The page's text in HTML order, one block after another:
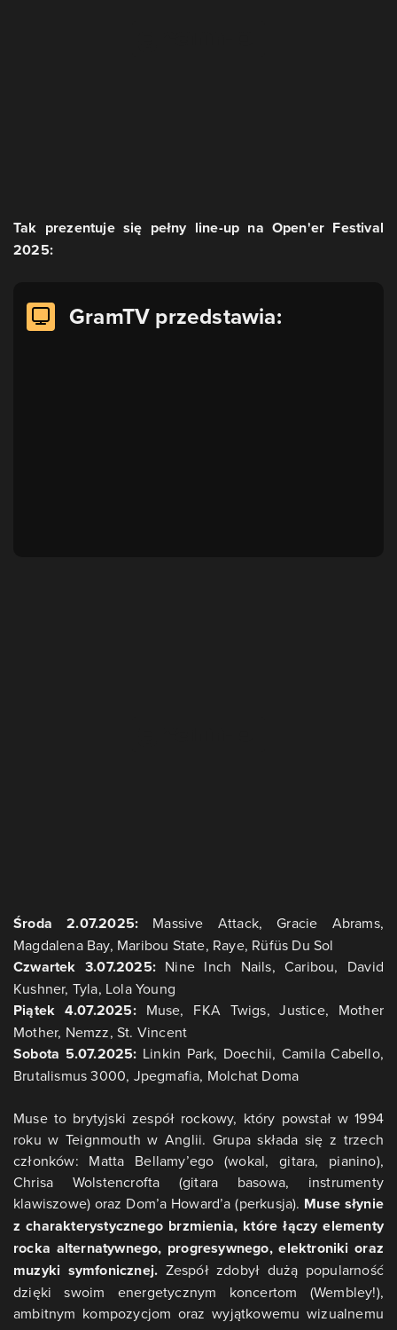
Tak prezentuje się pełny line-up na Open'er Festival
2025:
GramTV przedstawia:
Środa 2.07.2025: Massive Attack, Gracie Abrams,
Magdalena Bay, Maribou State, Raye, Rüfüs Du Sol
Czwartek 3.07.2025:Nine Inch Nails, Caribou, David
Kushner, Tyla, Lola Young
Piątek 4.07.2025:Muse, FKA Twigs, Justice, Mother
Mother, Nemzz, St. Vincent
Sobota 5.07.2025: Linkin Park, Doechii, Camila Cabello,
Brutalismus 3000, Jpegmafia, Molchat Doma
Muse to brytyjski zespół rockowy, który powstał w 1994
roku w Teignmouth w Anglii. Grupa składa się z trzech
członków: Matta Bellamy’ego (wokal, gitara, pianino),
Chrisa Wolstencrofta (gitara basowa, instrumenty
klawiszowe) oraz Dom’a Howard’a (perkusja). Muse słynie
z charakterystycznego brzmienia, które łączy elementy
rocka alternatywnego, progresywnego, elektroniki oraz
muzyki symfonicznej. Zespół zdobył dużą popularność
dzięki swoim energetycznym koncertom (Wembley!),
ambitnym kompozycjom oraz wyjątkowemu wizualnemu